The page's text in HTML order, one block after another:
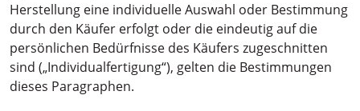
Herstellung eine individuelle Auswahl oder Bestimmung
durch den Käufer erfolgt oder die eindeutig auf die
persönlichen Bedürfnisse des Käufers zugeschnitten
sind („Individualfertigung“), gelten die Bestimmungen
dieses Paragraphen.